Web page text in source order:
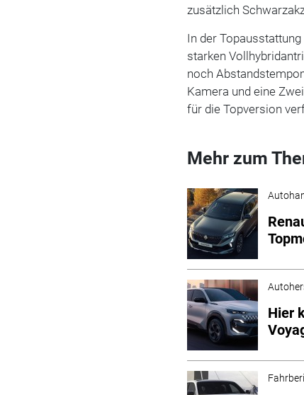
zusätzlich
In der
starken
noch
Kamera und eine
für die Topversion
Mehr zum
Hier